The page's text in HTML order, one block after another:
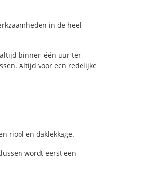
in de heel
binnen één uur ter
Altijd voor een redelijke
riool en daklekkage.
wordt eerst een